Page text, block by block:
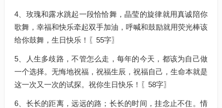
4、玫瑰和露水跳起一段恰恰舞，晶莹的旋律就用真诚陪你
歌舞，幸福和快乐牵起双手加油，呼喊和鼓励就用荧光棒该
给你鼓舞，生日快乐！〖55字〗
5、人生多歧路，不管怎么走，每年的今天，都该为自己做
一个选择。无悔地祝福，祝福生辰，祝福自己，生命本就是
这一次又一次的试探。祝你生日快乐！〖58字〗
6、长长的距离，远远的路；长长的时间，挂念止不住。情